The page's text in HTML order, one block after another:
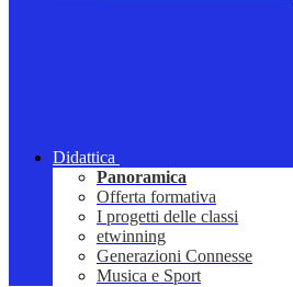
Didattica
Panoramica
Offerta formativa
I progetti delle classi
etwinning
Generazioni Connesse
Musica e Sport